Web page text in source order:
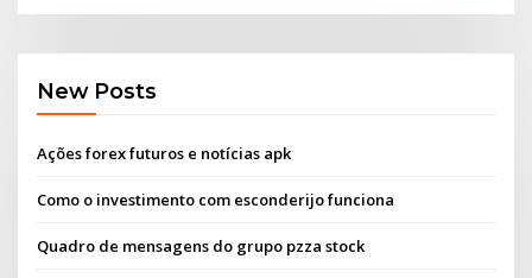
New Posts
Ações forex futuros e notícias apk
Como o investimento com esconderijo funciona
Quadro de mensagens do grupo pzza stock